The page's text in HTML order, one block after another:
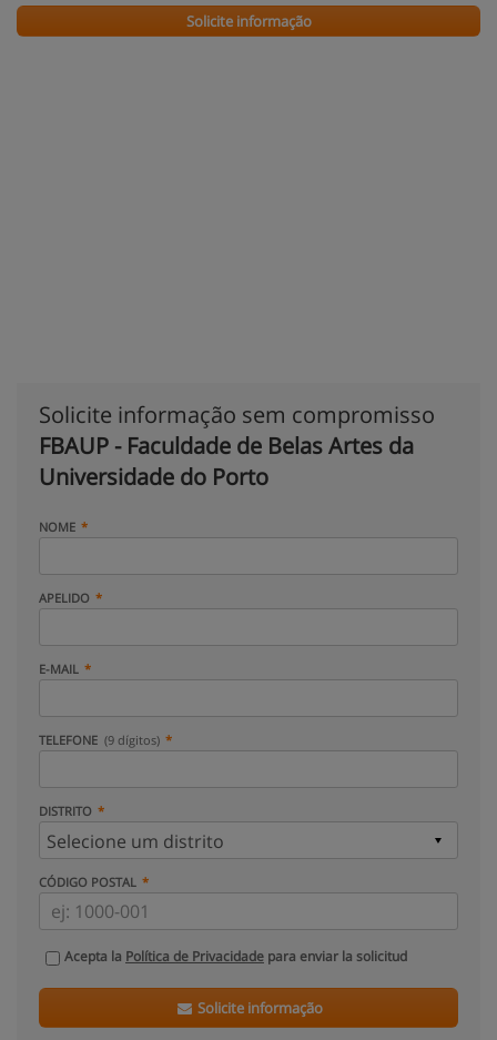
Solicite informação
Solicite informação sem compromisso
FBAUP - Faculdade de Belas Artes da
Universidade do Porto
NOME
APELIDO
E-MAIL
TELEFONE (9 dígitos)
DISTRITO
CÓDIGO POSTAL
Acepta la Política de Privacidade para enviar la solicitud
Solicite informação